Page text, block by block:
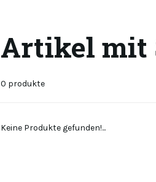
Artikel mit
0 produkte
Keine Produkte gefunden!...